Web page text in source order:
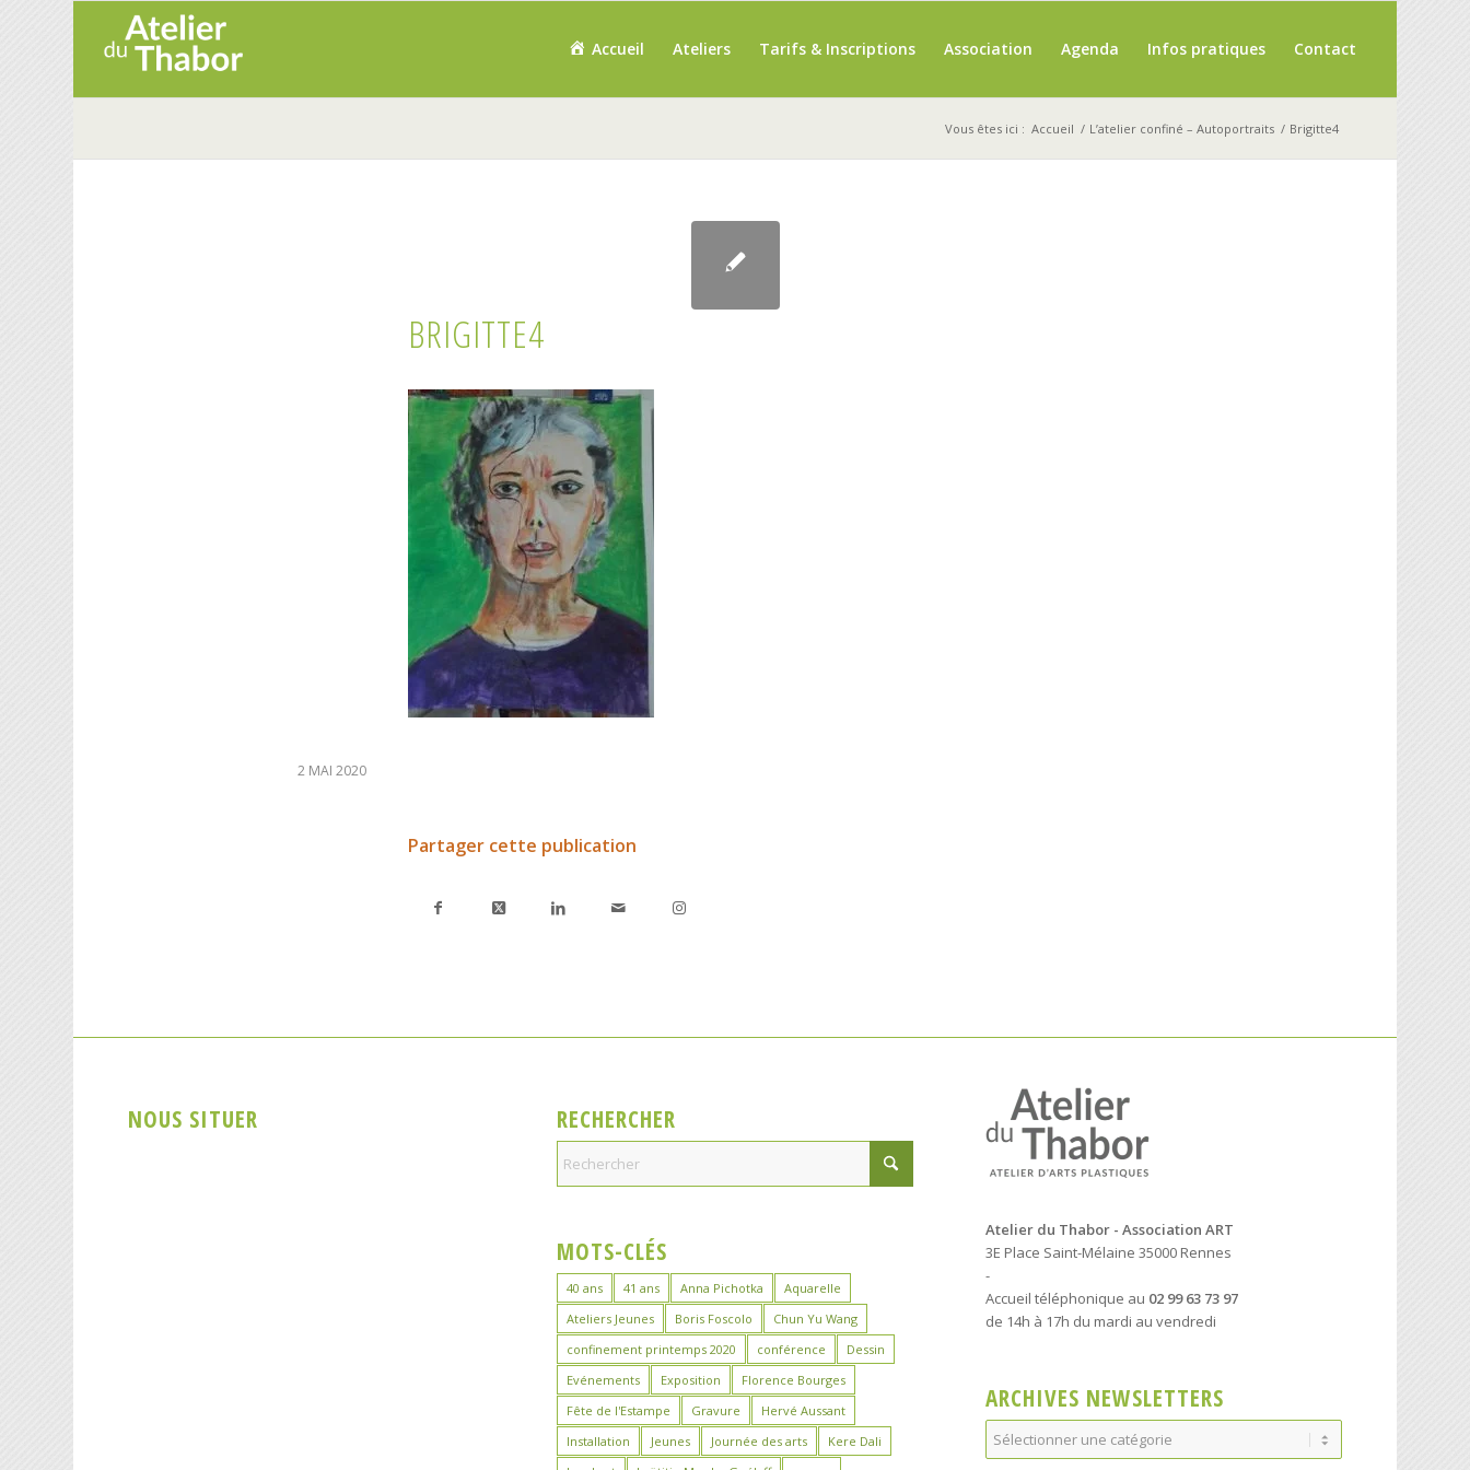
Accueil Ateliers Tarifs & Inscriptions Association Agenda Infos pratiques Contact
Vous êtes ici : Accueil / L’atelier confiné – Autoportraits / Brigitte4
BRIGITTE4
2 MAI 2020
Partager cette publication
NOUS SITUER RECHERCHER
MOTS-CLÉS
40 ans 41 ans Anna Pichotka
Aquarelle
Ateliers Jeunes
Boris Foscolo
Chun Yu Wang
confinement printemps 2020
conférence
Dessin
Evénements
Exposition
Florence Bourges
Fête de l'Estampe
Gravure
Hervé Aussant
Installation
Jeunes Journée des arts
Kere Dali
Atelier du Thabor - Association ART
3E Place Saint-Mélaine 35000 Rennes
-
Accueil téléphonique au 02 99 63 73 97
de 14h à 17h du mardi au vendredi
ARCHIVES NEWSLETTERS
Archives
Newsletters